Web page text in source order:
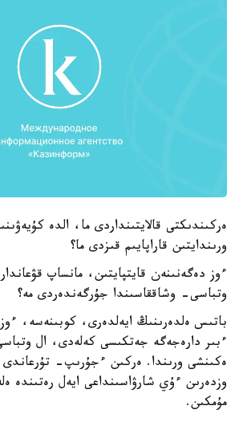
ەركىندىكتى قالايتىنداردى ما، الدە
ورىندايتىن قاراپايىم قىزدى ما؟
ءوز دەگەنىنەن قايتپايتىن، مانساپ
وتباسى- وشاققاسىندا جۇرگەندەردى مە؟
باتىس ەلدەرىنىڭ ايەلدەرى، كوبىنەسە،
ءبىر دارەجەگە جەتكىسى كەلەدى، ال
ەكىنشى ورىندا. ەركىن ءجۇرىپ- تۇرعاندى
وزدەرىن ءۇي شارۋاسىنداعى ايەل رەتىندە
مۇمكىن.